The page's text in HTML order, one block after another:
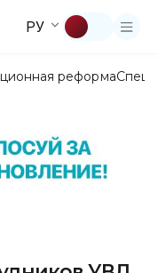
РУ
реформа